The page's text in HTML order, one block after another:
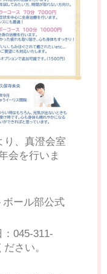
り、真澄会室
会を行いま
ール部公式
045-311-
さい。